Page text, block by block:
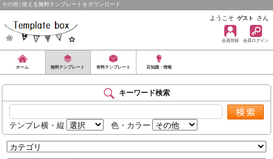
その他 | 使える無料テンプレートをダウンロード
ようこそ ゲスト さん
会員登録 会員ログイン
ホーム 無料テンプレート 有料テンプレート 豆知識・情報
キーワード検索
テンプレ横・縦 色・カラー